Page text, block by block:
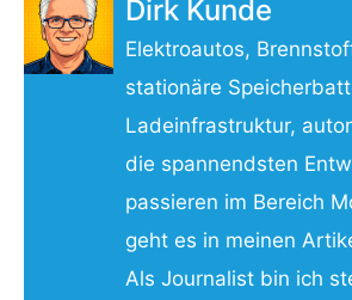
Dirk Kunde
Elektroautos,
stationäre
Ladeinfrastruktur,
die spannendsten
passieren im Bereich
geht es in meinen
Als Journalist bin ich